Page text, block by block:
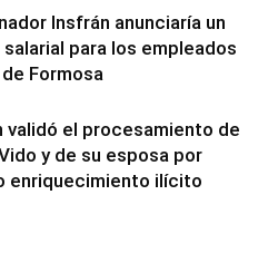
Insfrán anunciaría un
para los empleados
Formosa
validó el procesamiento de
y de su esposa por
enriquecimiento ilícito